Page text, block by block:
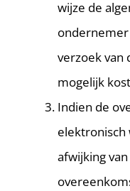
wijze de
ondernemer
verzoek van
mogelijk
Indien de
elektronisch
afwijking